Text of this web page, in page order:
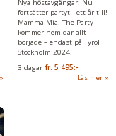
Nya höstavgångar! Nu
fortsätter partyt - ett år till!
Mamma Mia! The Party
kommer hem där allt
började – endast på Tyrol i
Stockholm 2024.
3 dagar fr. 5 495:-
Läs mer